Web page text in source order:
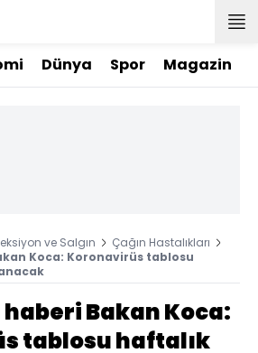
Dünya Spor Magazin
ve Salgın
Çağın Hastalıkları
Koca: Koronavirüs tablosu
Bakan Koca:
tablosu haftalık